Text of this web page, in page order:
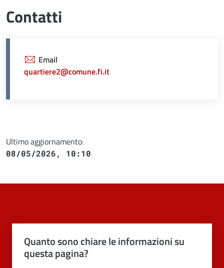
Contatti
Email
quartiere2@comune.fi.it
Ultimo aggiornamento:
08/05/2026, 10:10
Quanto sono chiare le informazioni su
questa pagina?